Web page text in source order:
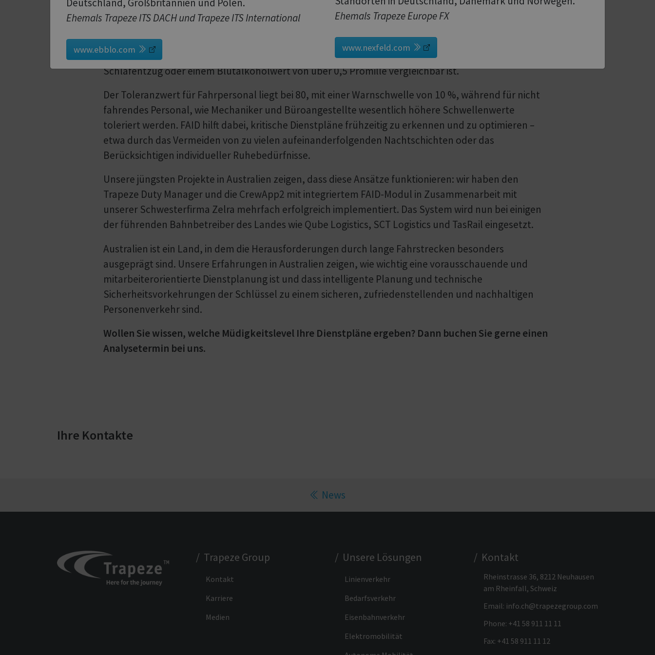
Deutschland, Großbritannien und Polen.
Ehemals Trapeze ITS DACH und Trapeze ITS International
www.ebblo.com
Ehemals Trapeze Europe FX
www.nexfeld.com
analysieren und berücksichtigen. FAID berechnet die Müdigkeitswerte auf Basis von Faktoren wie
Schichtzeiten, Schichtlängen, erholsamem Schlaf, Arbeitsbelastung und den Arbeitsperioden der
letzten sieben Tage. Ein Standard-Arbeitsmodell (Mo–Fr, 9–17 Uhr) ergibt einen FAID-Wert von 41,
während Nachtschichten (23–7 Uhr) einen Wert von 97 erreichen – ein Niveau, das mit 21–24 Stunden
Schlafentzug oder einem Blutalkoholwert von über 0,5 Promille vergleichbar ist.
Der Toleranzwert für Fahrpersonal liegt bei 80, mit einer Warnschwelle von 10 %, während für nicht
fahrendes Personal, wie Mechaniker und Büroangestellte wesentlich höhere Schwellenwerte
toleriert werden. FAID hilft dabei, kritische Dienstpläne frühzeitig zu erkennen und zu optimieren –
etwa durch das Vermeiden von zu vielen aufeinanderfolgenden Nachtschichten oder das
Berücksichtigen individueller Ruhebedürfnisse.
Unsere jüngsten Projekte in Australien zeigen, dass diese Ansätze funktionieren: wir haben den
Trapeze Duty Manager und die CrewApp2 mit integriertem FAID-Modul in Zusammenarbeit mit
unserer Schwesterfirma Zelra mehrfach erfolgreich implementiert. Das System wird nun bei einigen
der führenden Bahnbetreiber des Landes wie Qube Logistics, SCT Logistics und TasRail eingesetzt.
Australien ist ein Land, in dem die Herausforderungen durch lange Fahrstrecken besonders
ausgeprägt sind. Unsere Erfahrungen in Australien zeigen, wie wichtig eine vorausschauende und
mitarbeiterorientierte Dienstplanung ist und dass intelligente Planung und technische
Sicherheitsvorkehrungen der Schlüssel zu einem sicheren, zufriedenstellenden und nachhaltigen
Personenverkehr sind.
Wollen Sie wissen, welche Müdigkeitslevel Ihre Dienstpläne ergeben? Dann buchen Sie gerne einen
Analysetermin bei uns.
Ihre Kontakte
News
/ Trapeze Group
Kontakt
Karriere
Medien
/ Unsere Lösungen
Linienverkehr
Bedarfsverkehr
Eisenbahnverkehr
Elektromobilität
/ Kontakt
Rheinstrasse 36, 8212 Neuhausen
am Rheinfall, Schweiz
Email: info.ch@trapezegroup.com
Phone: +41 58 911 11 11
Fax: +41 58 911 11 12